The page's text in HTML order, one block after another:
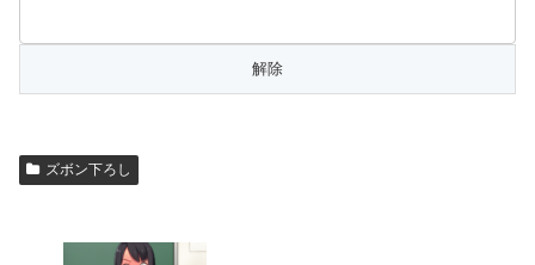
ズボン下ろし